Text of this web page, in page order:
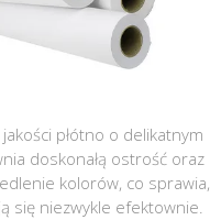
płótno o delikatnym
doskonałą ostrość oraz
kolorów, co sprawia,
się niezwykle efektownie.